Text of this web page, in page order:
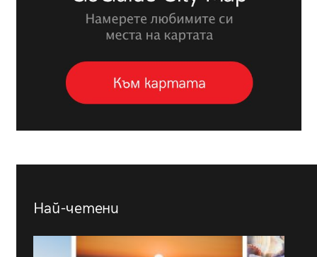
Най-четени